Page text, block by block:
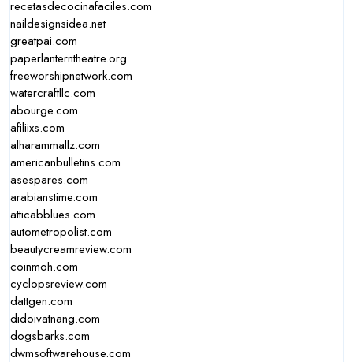
recetasdecocinafaciles.com
naildesignsidea.net
greatpai.com
paperlanterntheatre.org
freeworshipnetwork.com
watercraftllc.com
abourge.com
afiliixs.com
alharammallz.com
americanbulletins.com
asespares.com
arabianstime.com
atticabblues.com
autometropolist.com
beautycreamreview.com
coinmoh.com
cyclopsreview.com
dattgen.com
didoivatnang.com
dogsbarks.com
dwmsoftwarehouse.com